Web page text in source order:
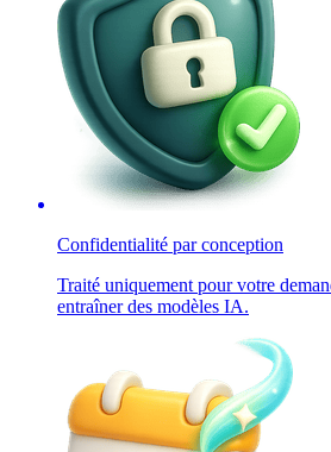
Confidentialité par conception
Traité uniquement pour votre
entraîner des modèles IA.